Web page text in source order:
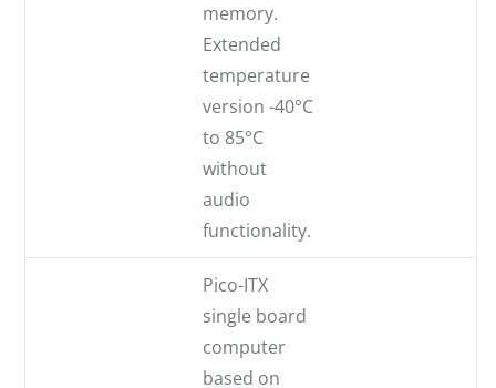
memory.
Extended
temperature
version -40°C
to 85°C
without
audio
functionality.
Pico-ITX
single board
computer
based on